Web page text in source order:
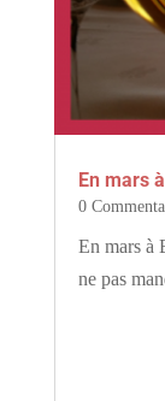
En mars
0
En mars à
ne pas